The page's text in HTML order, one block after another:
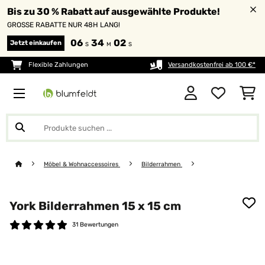
Bis zu 30 % Rabatt auf ausgewählte Produkte!
GROSSE RABATTE NUR 48H LANG!
Jetzt einkaufen 06 S 34 M 01 S
Flexible Zahlungen Versandkostenfrei ab 100 €*
Möbel & Wohnaccessoires Bilderrahmen
York Bilderrahmen 15 x 15 cm
31 Bewertungen